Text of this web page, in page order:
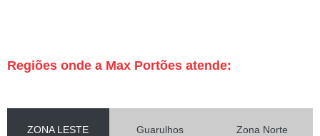
Regiões onde a Max Portões atende:
ZONA LESTE Guarulhos Zona Norte